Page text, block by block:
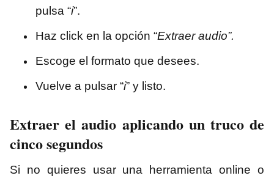
pulsa “i”.
Haz click en la opción “Extraer audio”.
Escoge el formato que desees.
Vuelve a pulsar “i” y listo.
Extraer el audio aplicando un truco de
cinco segundos
Si no quieres usar una herramienta online o